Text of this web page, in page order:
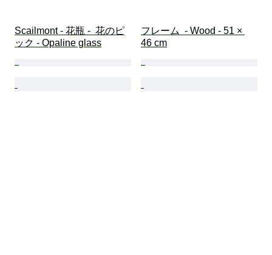
Scailmont - 花瓶 -  花のピ
ック - Opaline glass
フレーム  - Wood - 51 ×
46 cm